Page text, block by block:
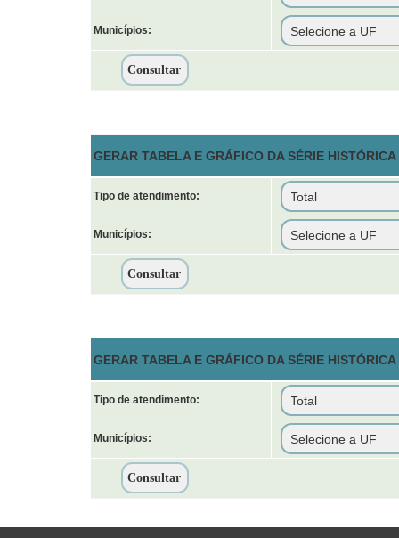
Municípios:
GERAR TABELA E GRÁFICO DA SÉRIE
Tipo de atendimento:
Municípios:
GERAR TABELA E GRÁFICO DA SÉRIE
Tipo de atendimento:
Municípios: